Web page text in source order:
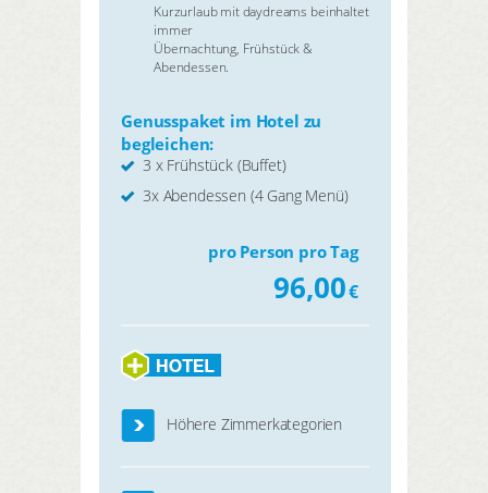
Kurzurlaub mit daydreams beinhaltet
immer
Übernachtung, Frühstück &
Abendessen.
Genusspaket im Hotel zu
begleichen:
3 x Frühstück (Buffet)
3x Abendessen (4 Gang Menü)
pro Person pro Tag
96,00€
Höhere Zimmerkategorien